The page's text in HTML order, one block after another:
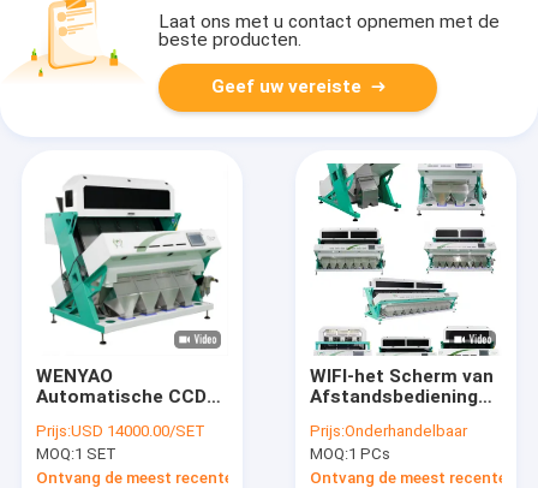
Laat ons met u contact opnemen met de
beste producten.
Geef uw vereiste
WENYAO
Automatische CCD
kleursorteerder
pistache pecans
macadamia mini
Prijs:USD 14000.00/SET
MOQ:1 SET
Ontvang de meest recente Prijs
WIFI-het Scherm van
touch
Prijs:Onderhandelbaar
MOQ:1 PCs
Ontvang de meest recente